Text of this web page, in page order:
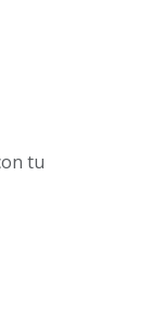
tu